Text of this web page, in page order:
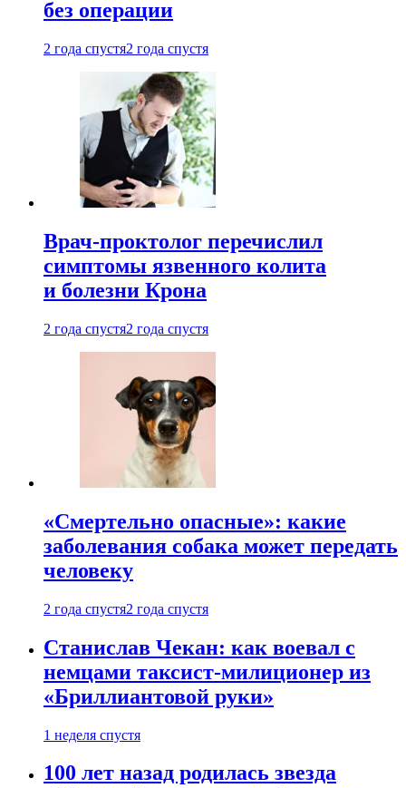
без операции
2 года спустя2 года спустя
Врач-проктолог перечислил
симптомы язвенного колита
и болезни Крона
2 года спустя2 года спустя
«Смертельно опасные»: какие
заболевания собака может передать
человеку
2 года спустя2 года спустя
Станислав Чекан: как воевал с
немцами таксист-милиционер из
«Бриллиантовой руки»
1 неделя спустя
100 лет назад родилась звезда